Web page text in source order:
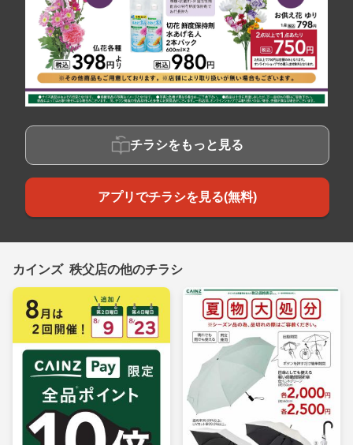
チラシをもっと見る
アプリでチラシを見る(無料)
カインズ 秩父店の他のチラシ